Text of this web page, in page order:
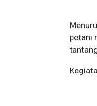
petani